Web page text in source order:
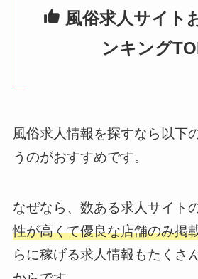
風俗求人サイト
ンキング
風俗求人情報を探すなら以下
うのがおすすめです。
なぜなら、数ある求人サイト
性が高くて優良な店舗のみ掲
らに稼げる求人情報もたくさ